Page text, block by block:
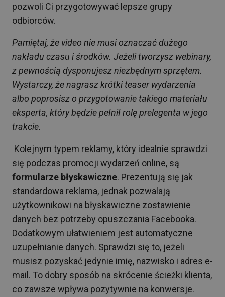
pozwoli Ci przygotowywać lepsze grupy
odbiorców.
Pamiętaj, że video nie musi oznaczać dużego
nakładu czasu i środków. Jeżeli tworzysz webinary,
z pewnością dysponujesz niezbędnym sprzętem.
Wystarczy, że nagrasz krótki teaser wydarzenia
albo poprosisz o przygotowanie takiego materiału
eksperta, który będzie pełnił rolę prelegenta w jego
trakcie.
Kolejnym typem reklamy, który idealnie sprawdzi
się podczas promocji wydarzeń online, są
formularze błyskawiczne. Prezentują się jak
standardowa reklama, jednak pozwalają
użytkownikowi na błyskawiczne zostawienie
danych bez potrzeby opuszczania Facebooka.
Dodatkowym ułatwieniem jest automatyczne
uzupełnianie danych. Sprawdzi się to, jeżeli
musisz pozyskać jedynie imię, nazwisko i adres e-
mail. To dobry sposób na skrócenie ścieżki klienta,
co zawsze wpływa pozytywnie na konwersje.